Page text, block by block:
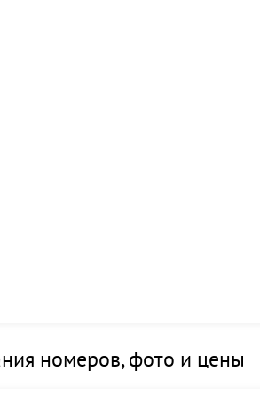
номеров, фото и цены